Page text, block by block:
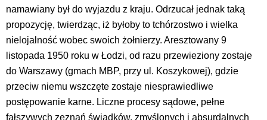
namawiany był do wyjazdu z kraju. Odrzucał jednak taką
propozycję, twierdząc, iż byłoby to tchórzostwo i wielka
nielojalność wobec swoich żołnierzy. Aresztowany 9
listopada 1950 roku w Łodzi, od razu przewieziony zostaje
do Warszawy (gmach MBP, przy ul. Koszykowej), gdzie
przeciw niemu wszczęte zostaje niesprawiedliwe
postępowanie karne. Liczne procesy sądowe, pełne
fałszywych zeznań świadków, zmyślonych i absurdalnych